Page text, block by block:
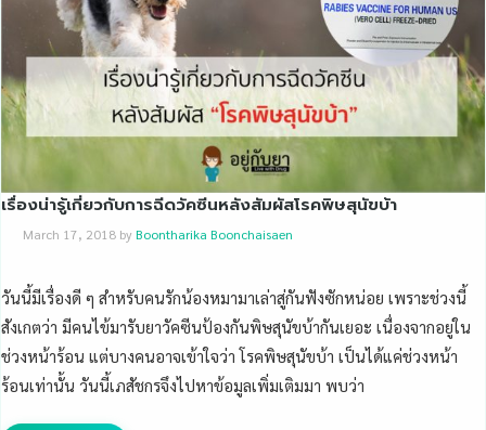
เรื่องน่ารู้เกี่ยวกับการฉีดวัคซีนหลังสัมผัสโรคพิษสุนัขบ้า
March 17, 2018 by Boontharika Boonchaisaen
วันนี้มีเรื่องดี ๆ สำหรับคนรักน้องหมามาเล่าสู่กันฟังซักหน่อย เพราะช่วงนี้
สังเกตว่า มีคนไข้มารับยาวัคซีนป้องกันพิษสุนัขบ้ากันเยอะ เนื่องจากอยู่ใน
ช่วงหน้าร้อน แต่บางคนอาจเข้าใจว่า โรคพิษสุนัขบ้า เป็นได้แค่ช่วงหน้า
ร้อนเท่านั้น วันนี้เภสัชกรจึงไปหาข้อมูลเพิ่มเติมมา พบว่า